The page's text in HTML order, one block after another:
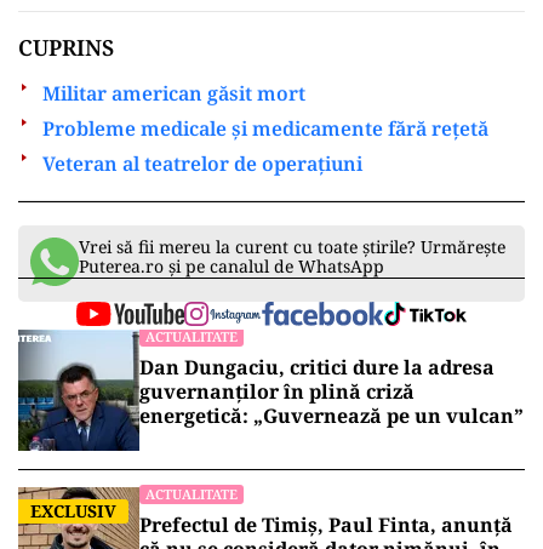
CUPRINS
Militar american găsit mort
Probleme medicale și medicamente fără rețetă
Veteran al teatrelor de operațiuni
Vrei să fii mereu la curent cu toate știrile? Urmărește
Puterea.ro și pe canalul de WhatsApp
ACTUALITATE
Dan Dungaciu, critici dure la adresa
guvernanților în plină criză
energetică: „Guvernează pe un vulcan”
EXCLUSIV
ACTUALITATE
Prefectul de Timiș, Paul Finta, anunță